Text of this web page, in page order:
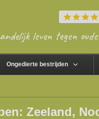
leven tegen
Ongedierte bestrijden
Zeeland,